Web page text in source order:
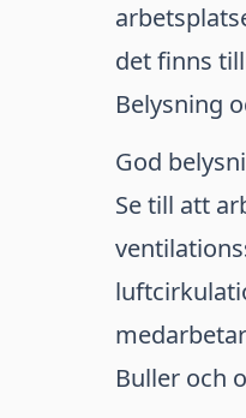
det finns
Belysning
God
Se till att
Buller och